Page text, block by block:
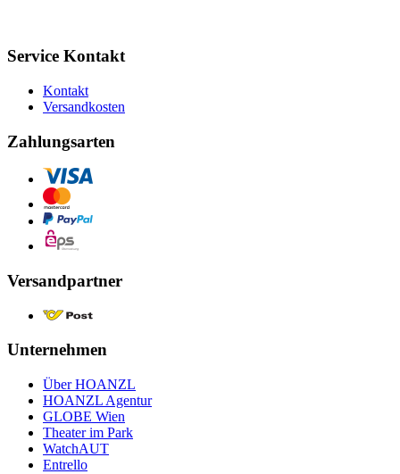
Service Kontakt
Kontakt
Versandkosten
Zahlungsarten
Versandpartner
Unternehmen
Über HOANZL
HOANZL Agentur
GLOBE Wien
Theater im Park
WatchAUT
Entrello